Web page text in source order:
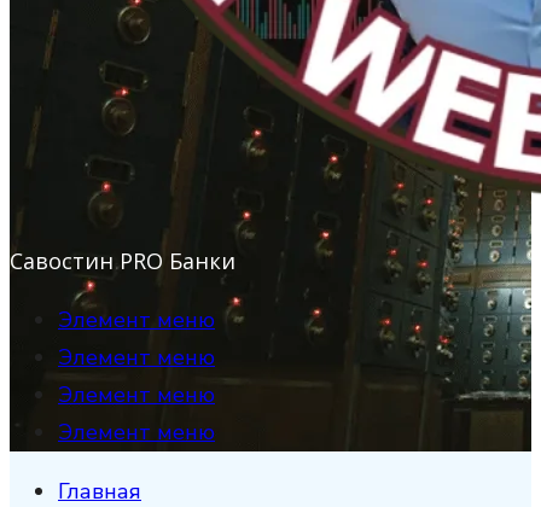
Савостин PRO Банки
Элемент меню
Элемент меню
Элемент меню
Элемент меню
Главная